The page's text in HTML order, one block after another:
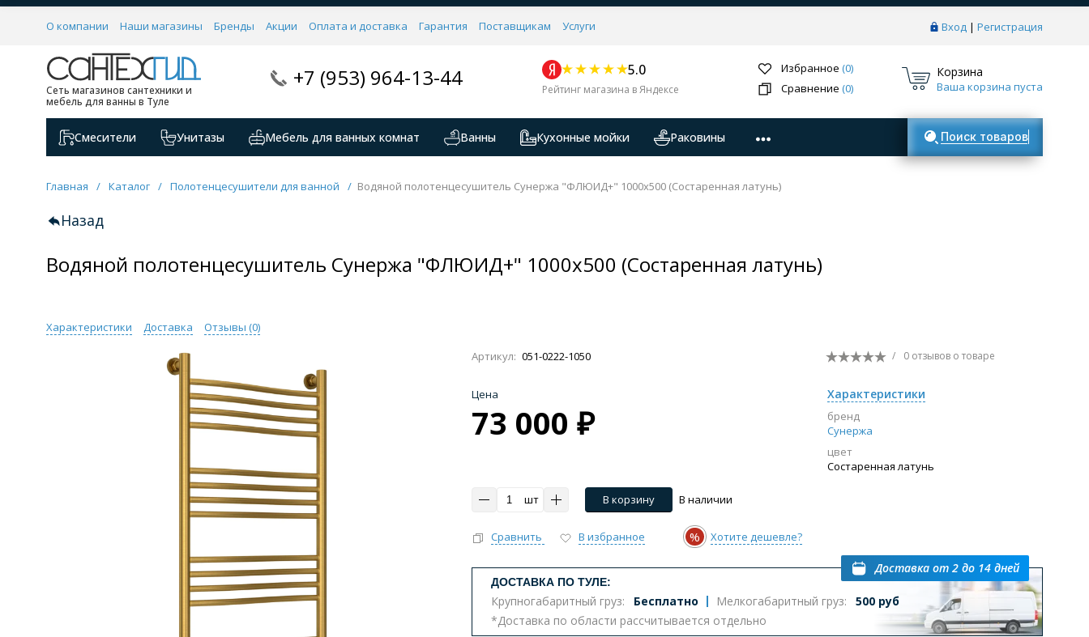
Вход | Регистрация
О компании Наши магазины Бренды Акции Оплата и доставка Гарантия Поставщикам Услуги
Сеть магазинов сантехники и
мебель для ванны в Туле
+7 (953) 964-13-44 5.0
Рейтинг магазина в Яндексе
Избранное (0)
Сравнение (0)
Корзина
Ваша корзина пуста
Смесители Унитазы Мебель для ванных комнат Ванны Кухонные мойки Раковины Поиск товаров
Главная / Каталог / Полотенцесушители для ванной / Водяной полотенцесушитель Сунержа "ФЛЮИД+" 1000х500 (Состаренная латунь)
Назад
Водяной полотенцесушитель Сунержа "ФЛЮИД+" 1000х500 (Состаренная латунь)
Характеристики Доставка Отзывы (0)
Артикул: 051-0222-1050 / 0 отзывов о товаре
Цена
73 000 ₽
Характеристики
бренд
Сунержа
цвет
Состаренная латунь
шт В корзину В наличии
Сравнить В избранное % Хотите дешевле?
ДОСТАВКА ПО ТУЛЕ:
Крупногабаритный груз: Бесплатно Мелкогабаритный груз:
500 руб
*Доставка по области рассчитывается отдельно
Доставка от 2 до 14 дней